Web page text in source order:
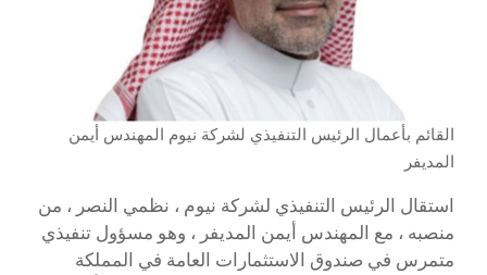
القائم بأعمال الرئيس التنفيذي لشركة نيوم المهندس أيمن
المديفر
استقال الرئيس التنفيذي لشركة نيوم ، نظمي النصر ، من
منصبه ، مع المهندس أيمن المديفر ، وهو مسؤول تنفيذي
متمرس في صندوق الاستثمارات العامة في المملكة